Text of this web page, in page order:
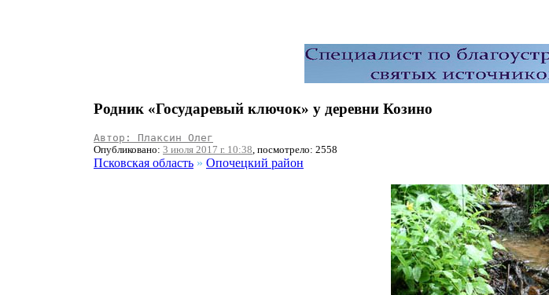
Родник «Государевый ключок» у деревни Козино
Автор: Плаксин Олег
Опубликовано: 3 июля 2017 г. 10:38, посмотрело: 2558
Псковская область » Опочецкий район